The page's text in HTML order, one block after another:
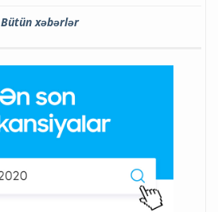
Bütün xəbərlər